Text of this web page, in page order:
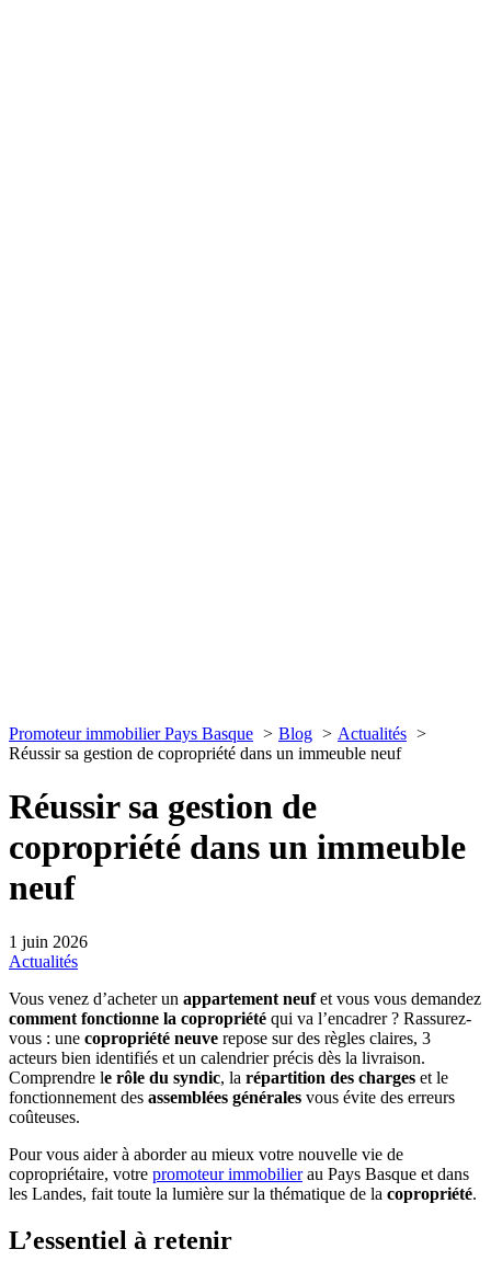
Promoteur immobilier Pays Basque Blog
Actualités
Réussir sa gestion de copropriété dans un immeuble neuf
Réussir sa gestion de
copropriété dans un immeuble
neuf
1 juin 2026
Actualités
Vous venez d’acheter un appartement neufet vous vous demandez
comment fonctionne la copropriété qui va l’encadrer ? Rassurez-
vous : une copropriété neuve repose sur des règles claires, 3
acteurs bien identifiés et un calendrier précis dès la livraison.
Comprendre le rôle du syndic, la répartition des charges et le
fonctionnement des assemblées générales vous évite des erreurs
coûteuses.
Pour vous aider à aborder au mieux votre nouvelle vie de
copropriétaire, votre promoteur immobilierau Pays Basque et dans
les Landes, fait toute la lumière sur la thématique de la copropriété.
L’essentiel à retenir